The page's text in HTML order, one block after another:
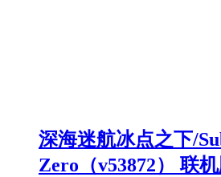
深海迷航冰点之下/
Zero（v53872） 联